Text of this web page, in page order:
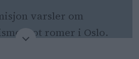
varsler om
mot romer i Oslo.